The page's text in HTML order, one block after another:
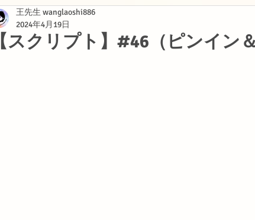
【スクリプト】#46（ピンイン
王先生 wanglaoshi886
2024年4月19日